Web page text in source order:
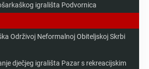
igrališta Podvornica
Održivoj Neformalnoj Obiteljskoj Skrbi
dječjeg igrališta Pazar s rekreacijskim